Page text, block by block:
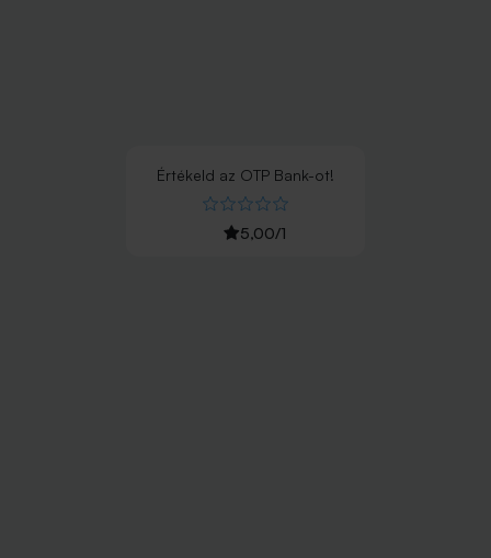
Értékeld az OTP Bank-ot!
5,00/1